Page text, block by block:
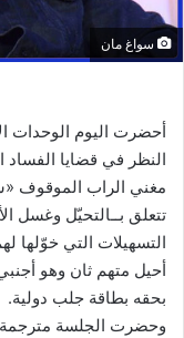
سواغ مان
أحضرت اليوم الوحدات
النظر في قضايا الفساد
مغني الراب الموقوف
تتعلق بــالتحيّل وغسل
التسهيلات التي خوّلها
أحيل متهم ثان وهو
بحقه بطاقة جلب دولية.
وحضرت الجلسة مترجمة